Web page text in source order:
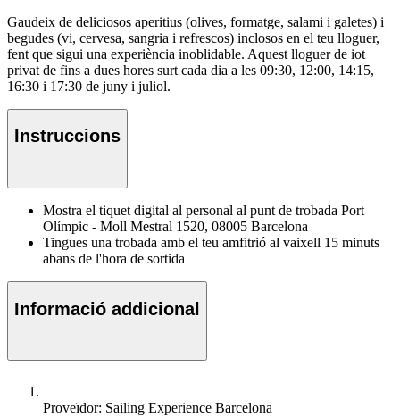
Gaudeix de deliciosos aperitius (olives, formatge, salami i galetes) i
begudes (vi, cervesa, sangria i refrescos) inclosos en el teu lloguer,
fent que sigui una experiència inoblidable. Aquest lloguer de iot
privat de fins a dues hores surt cada dia a les 09:30, 12:00, 14:15,
16:30 i 17:30 de juny i juliol.
Instruccions
Mostra el tiquet digital al personal al punt de trobada Port
Olímpic - Moll Mestral 1520, 08005 Barcelona
Tingues una trobada amb el teu amfitrió al vaixell 15 minuts
abans de l'hora de sortida
Informació addicional
Proveïdor: Sailing Experience Barcelona